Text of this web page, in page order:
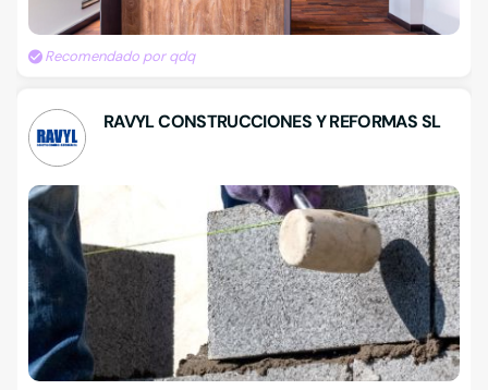
Recomendado por qdq
RAVYL CONSTRUCCIONES Y REFORMAS SL